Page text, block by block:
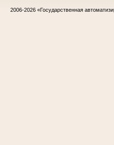
2006-2026 «Государственная